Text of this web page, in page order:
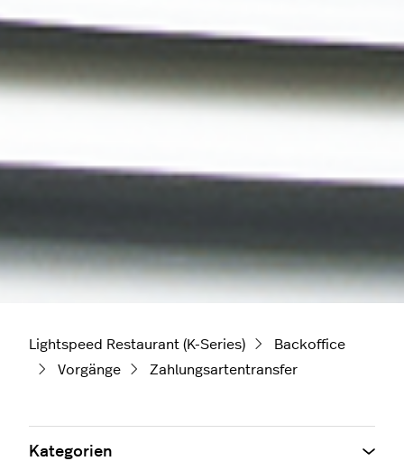
Lightspeed Restaurant (K-Series)
Backoffice
Vorgänge
Zahlungsartentransfer
Kategorien